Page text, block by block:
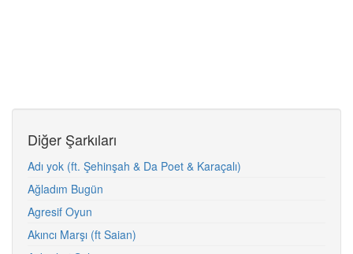
Diğer Şarkıları
Adı yok (ft. Şehinşah & Da Poet & Karaçalı)
Ağladım Bugün
Agresif Oyun
Akıncı Marşı (ft Saian)